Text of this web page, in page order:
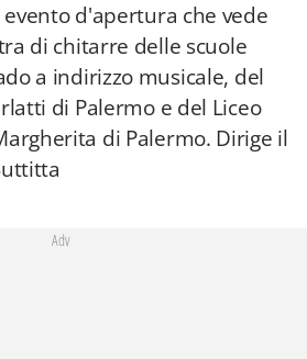
d'apertura che vede
di chitarre delle scuole
a indirizzo musicale, del
di Palermo e del Liceo
di Palermo. Dirige il
Adv